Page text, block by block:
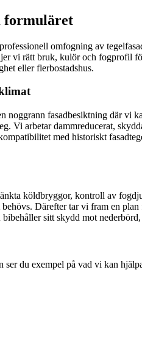
formuläret
omfogning av
vi rätt bruk, kulör och fogprofil
eller flerbostadshus.
fasadbesiktning där vi
Vi arbetar dammreducerat,
med historiskt
köldbryggor, kontroll av
Därefter tar vi fram en
sitt skydd mot
ser du exempel på vad vi kan